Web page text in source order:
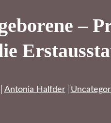
–
Antonia Halfder